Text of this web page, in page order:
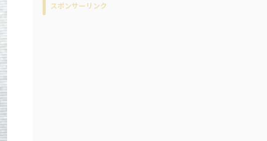
スポンサーリンク